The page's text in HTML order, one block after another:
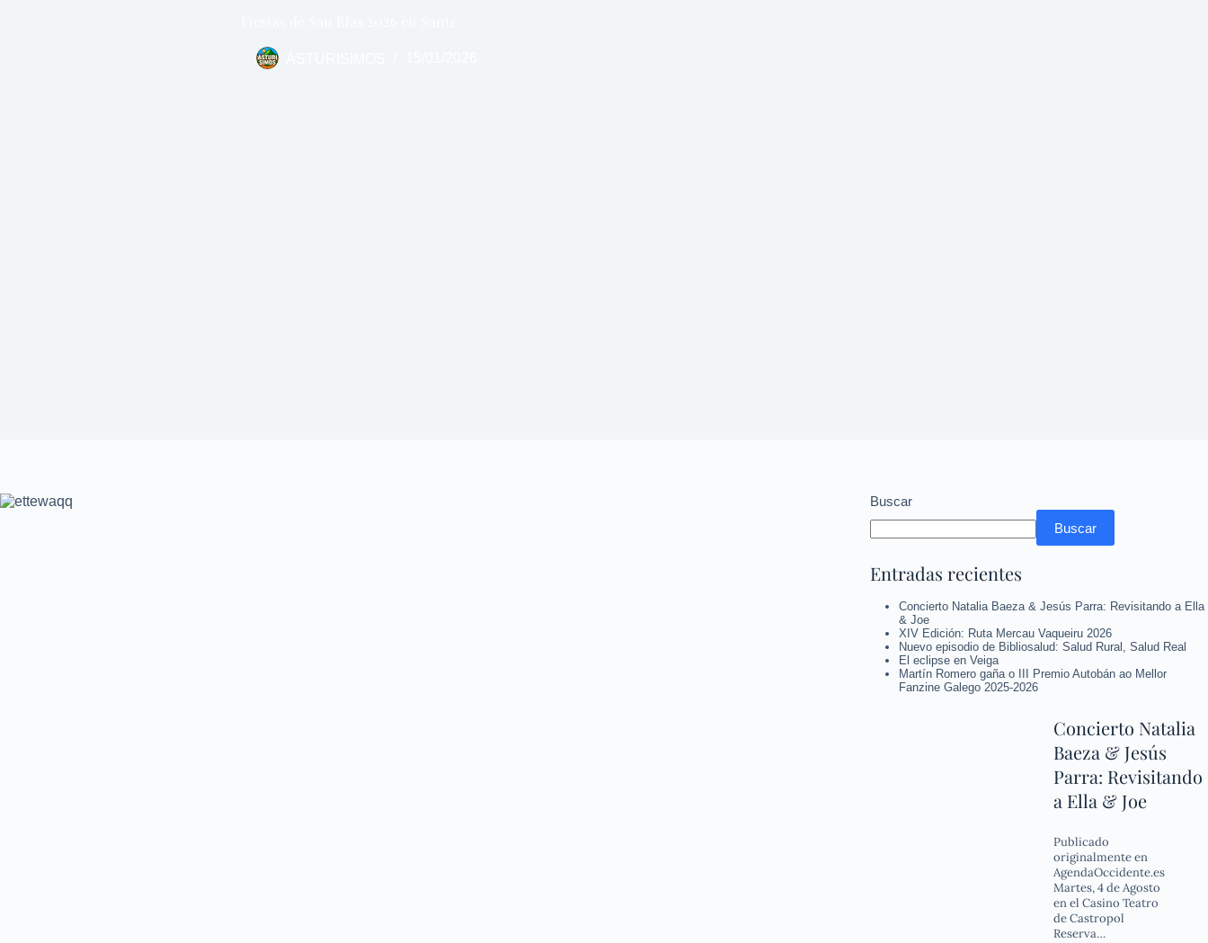
Buscar
Buscar
Entradas recientes
Concierto Natalia Baeza & Jesús Parra: Revisitando a Ella
& Joe
XIV Edición: Ruta Mercau Vaqueiru 2026
Nuevo episodio de Bibliosalud: Salud Rural, Salud Real
El eclipse en Veiga
Martín Romero gaña o III Premio Autobán ao Mellor
Fanzine Galego 2025-2026
Concierto Natalia
Baeza & Jesús
Parra: Revisitando
a Ella & Joe
Publicado
originalmente en
AgendaOccidente.es
Martes, 4 de Agosto
en el Casino Teatro
de Castropol
Reserva…